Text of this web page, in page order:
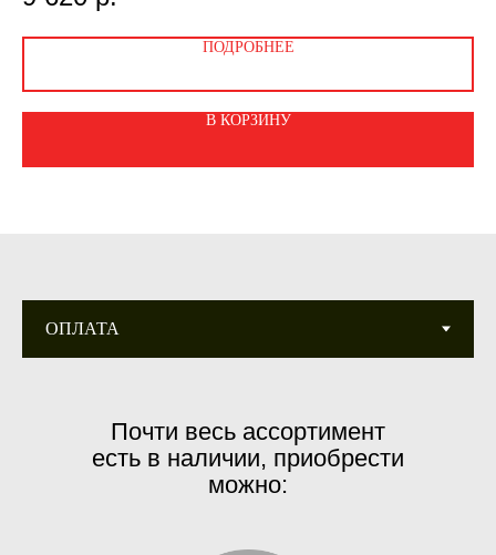
ПОДРОБНЕЕ
В КОРЗИНУ
Почти весь ассортимент
есть в наличии, приобрести
можно: